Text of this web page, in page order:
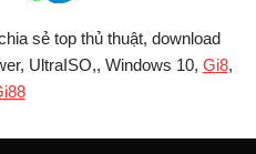
sẻ top thủ thuật, download
UltraISO,, Windows 10, Gi8,